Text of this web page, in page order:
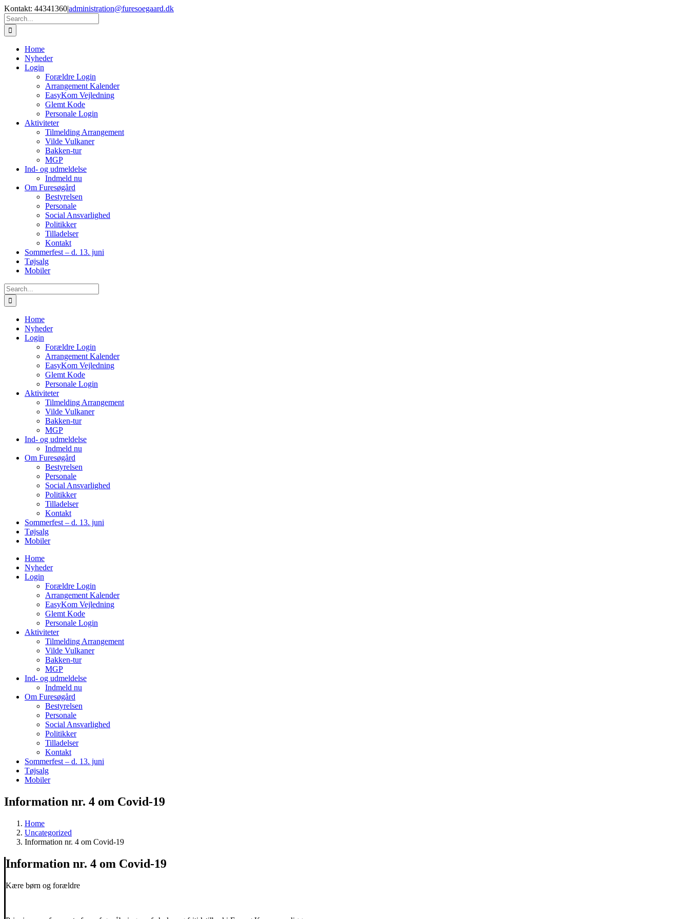
Skip
to
content
Kontakt: 44341360|administration@furesoegaard.dk
Search
for:
Home
Nyheder
Login
Forældre Login
Arrangement Kalender
EasyKom Vejledning
Glemt Kode
Personale Login
Aktiviteter
Tilmelding Arrangement
Vilde Vulkaner
Bakken-tur
MGP
Ind- og udmeldelse
Indmeld nu
Om Furesøgård
Bestyrelsen
Personale
Social Ansvarlighed
Politikker
Tilladelser
Kontakt
Sommerfest – d. 13. juni
Tøjsalg
Mobiler
Search
for:
Home
Nyheder
Login
Forældre Login
Arrangement Kalender
EasyKom Vejledning
Glemt Kode
Personale Login
Aktiviteter
Tilmelding Arrangement
Vilde Vulkaner
Bakken-tur
MGP
Ind- og udmeldelse
Indmeld nu
Om Furesøgård
Bestyrelsen
Personale
Social Ansvarlighed
Politikker
Tilladelser
Kontakt
Sommerfest – d. 13. juni
Tøjsalg
Mobiler
Home
Nyheder
Login
Forældre Login
Arrangement Kalender
EasyKom Vejledning
Glemt Kode
Personale Login
Aktiviteter
Tilmelding Arrangement
Vilde Vulkaner
Bakken-tur
MGP
Ind- og udmeldelse
Indmeld nu
Om Furesøgård
Bestyrelsen
Personale
Social Ansvarlighed
Politikker
Tilladelser
Kontakt
Sommerfest – d. 13. juni
Tøjsalg
Mobiler
Information nr. 4 om Covid-19
Home
Uncategorized
Information nr. 4 om Covid-19
Information nr. 4 om Covid-19
Kære børn og forældre